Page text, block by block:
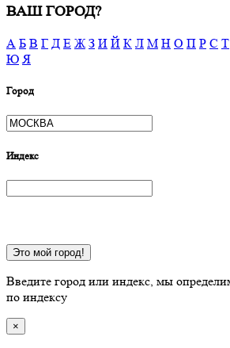
ВАШ ГОРОД?
А Б В Г Д Е Ж З И Й К Л М Н О П Р С Т
Ю Я
Город
Индекс
Это мой город!
Введите город или индекс, мы
по индексу
×